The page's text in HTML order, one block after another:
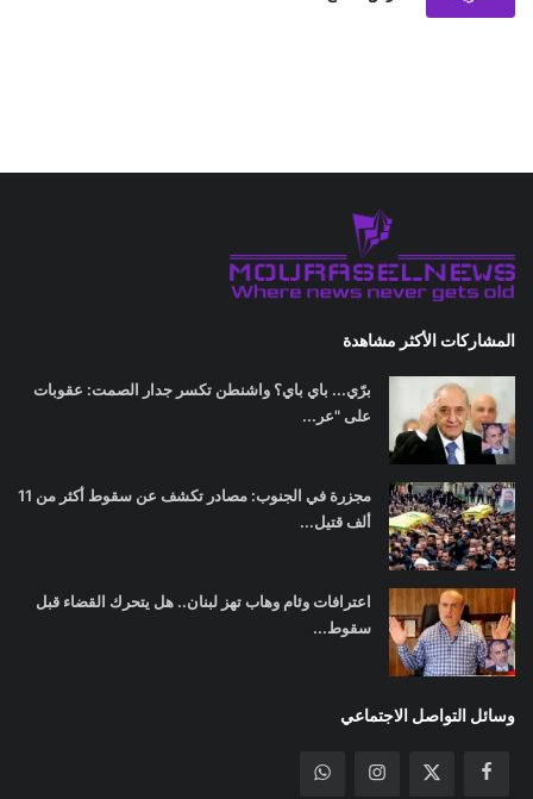
المشاركات الأكثر مشاهدة
برّي... باي باي؟ واشنطن تكسر جدار الصمت: عقوبات
على "عر...
مجزرة في الجنوب: مصادر تكشف عن سقوط أكثر من 11
ألف قتيل...
اعترافات وئام وهاب تهز لبنان.. هل يتحرك القضاء قبل
سقوط...
وسائل التواصل الاجتماعي